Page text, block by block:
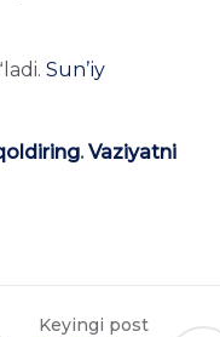
Sunʼiy
.Vaziyatni
Keyingi post